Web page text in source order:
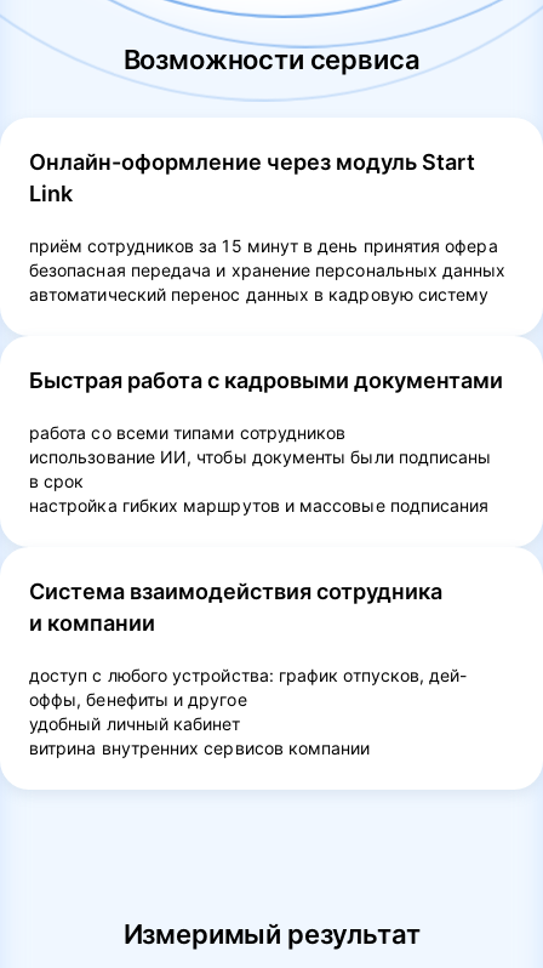
Возможности сервиса
Онлайн-оформление через модуль Start
Link
приём сотрудников за 15 минут в день принятия офера
безопасная передача и хранение персональных данных
автоматический перенос данных в кадровую систему
Быстрая работа с кадровыми документами
работа со всеми типами сотрудников
использование ИИ, чтобы документы были подписаны
в срок
настройка гибких маршрутов и массовые подписания
Система взаимодействия сотрудника
и компании
доступ с любого устройства: график отпусков, дей-
оффы, бенефиты и другое
удобный личный кабинет
витрина внутренних сервисов компании
Измеримый результат